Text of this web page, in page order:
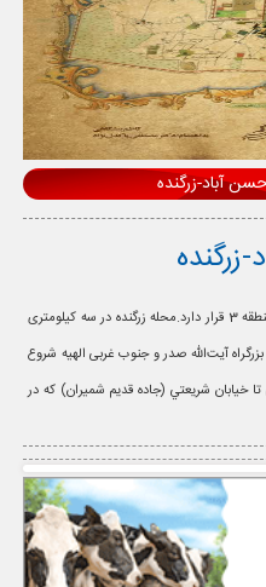
آباد-زرگنده
محله حسن آباد- زرگنده در ناحیه دو شهرداری منطقه 3 قرار دارد.محله زرگنده‌ در سه کیلومتری
آیت‌الله صدر و جنوب غربی الهیه شروع
خيابان شريعتي (جاده قديم شميران) كه در